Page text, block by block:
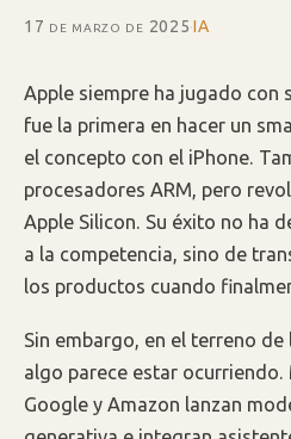
17 de marzo de 2025·IA
Apple siempre ha jugado con
fue la primera en hacer un
el concepto con el iPhone.
procesadores ARM, pero
Apple Silicon. Su éxito no ha
a la competencia, sino de
los productos cuando
Sin embargo, en el terreno
algo parece estar
Google y Amazon lanzan